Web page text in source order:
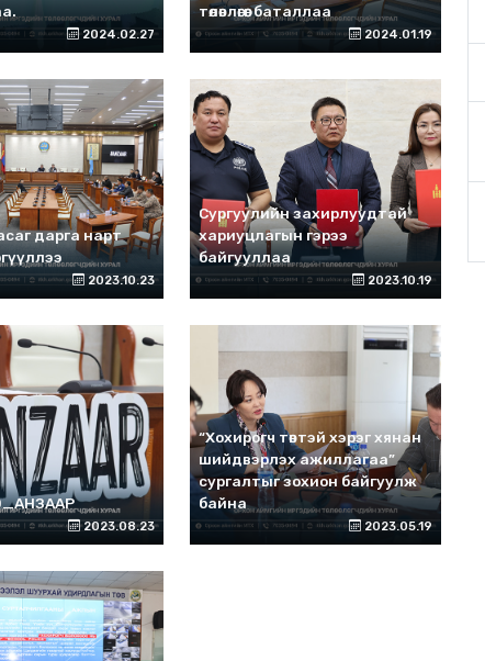
2024.02.27
төлөвлөгөөг баталлаа
2024.01.19
дарга нарт
2023.10.23
Сургуулийн захирлуудтай
хариуцлагын гэрээ
байгууллаа
2023.10.19
2023.08.23
“Хохирогч төвтэй хэрэг хянан
шийдвэрлэх ажиллагаа”
сургалтыг зохион байгуулж
байна
2023.05.19